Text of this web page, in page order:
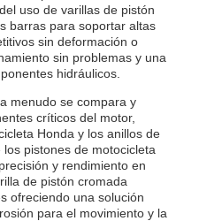
uso de varillas de pistón
barras para soportar altas
sin deformación o
sin problemas y una
hidráulicos.
menudo se compara y
críticos del motor,
Honda y los anillos de
pistones de motocicleta
y rendimiento en
de pistón cromada
ofreciendo una solución
para el movimiento y la